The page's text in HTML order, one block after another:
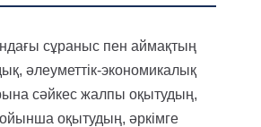
сұраныс пен аймақтың
әлеуметтік-экономикалық
сәйкес жалпы оқытудың,
оқытудың, әркімге